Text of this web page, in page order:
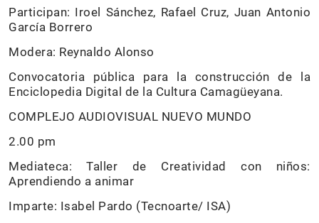
Participan: Iroel Sánchez, Rafael Cruz, Juan Antonio
García Borrero
Modera: Reynaldo Alonso
Convocatoria pública para la construcción de la
Enciclopedia Digital de la Cultura Camagüeyana.
COMPLEJO AUDIOVISUAL NUEVO MUNDO
2.00 pm
Mediateca: Taller de Creatividad con niños:
Aprendiendo a animar
Imparte: Isabel Pardo (Tecnoarte/ ISA)